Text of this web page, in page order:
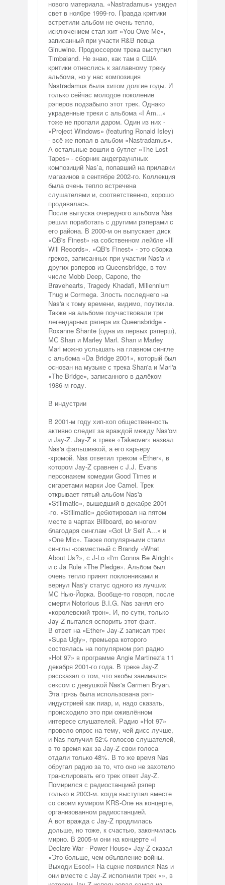
нового материала. «Nastradamus» увидел
свет в ноябре 1999-го. Правда критики
встретили альбом не очень тепло,
исключением стал хит «You Owe Ме»,
записанный при участи R&B певца
Ginuwine. Продюссером трека выступил
Timbaland. Не знаю, как там в США
критики отнеслись к заглавному треку
альбома, но у нас композиция
Nastradamus была хитом долгие годы. И
только сейчас молодое поколение
рэперов подзабыло этот трек. Однако
украденные треки с альбома «I Am...»
тоже не пропали даром. Один из них -
«Project Windows» (featuring Ronald Isley)
- всё же попал в альбом «Nastradamus».
А остальные вошли в бутлег «The Lost
Tapes» - сборник андеграунлных
композиций Nas’a, попавший на прилавки
магазинов в сентябре 2002-го. Коллекция
была очень тепло встречена
слушателями и, соответственно, хорошо
продавалась.
После выпуска очередного альбома Nas
решил поработать с другими рэперами с
его района. В 2000-м он выпускает диск
«QB's Finest» на собственном лейбле «Ill
Will Records». «QB's Finest» - это сборка
греков, записанных при участии Nas'a и
других рэперов из Queensbridge, в том
числе Mobb Deep, Capone, the
Bravehearts, Tragedy Khadafi, Millennium
Thug и Cormega. Злость последнего на
Nas'a к тому времени, видимо, поутихла.
Также на альбоме поучаствовали три
легендарных рэпера из Queensbridge -
Roxanne Shante (одна из первых рэперш),
МС Shan и Marley Marl. Shan и Marley
Marl можно услышать на главном сингле
с альбома «Da Bridge 2001», который был
основан на музыке с трека Shan'a и Marl'a
«The Bridge», записанного в далёком
1986-м году.
В индустрии
В 2001-м году хип-хоп общественность
активно следит за враждой между Nas'oм
и Jay-Z. Jay-Z в треке «Takeover» назвал
Nas'a фальшивкой, а его карьеру
-хромой. Nas ответил треком «Ether», в
котором Jay-Z сравнен с J.J. Evans
персонажем комедии Good Times и
сигаретами марки Joe Camel. Трек
открывает пятый альбом Nas'a
«Stillmatic», вышедший в декабре 2001
-го. «Stillmatic» дебютировал на пятом
месте в чартах Billboard, во многом
благодаря синглам «Got Ur Self А...» и
«One Mic». Также популярными стали
синглы -совместный с Brandy «What
About Us?», с J-Lo «I'm Gonna Be Alright»
и с Ja Rule «The Pledge». Альбом был
очень тепло принят поклонниками и
вернул Nas'y статус одного из лучших
МС Нью-Йорка. Вообще-то говоря, после
смерти Notorious B.I.G. Nas занял его
«королевский трон». И, по сути, только
Jay-Z пытался оспорить этот факт.
В ответ на «Ether» Jay-Z записал трек
«Supa Ugly», премьера которого
состоялась на популярном рэп радио
«Hot 97» в программе Angie Martinez'a 11
декабря 2001-го года. В треке Jay-Z
рассказал о том, что якобы занимался
сексом с девушкой Nas'a Carmen Bryan.
Эта грязь была использована рэп-
индустрией как пиар, и, надо сказать,
происходило это при оживлённом
интересе слушателей. Радио «Hot 97»
провело опрос на тему, чей дисс лучше,
и Nas получил 52% голосов слушателей,
в то время как за Jay-Z свои голоса
отдали только 48%. В то же время Nas
обругал радио за то, что оно не захотело
транслировать его трек ответ Jay-Z.
Помирился с радиостанцией рэпер
только в 2003-м. когда выступал вместе
со своим кумиром KRS-One на концерте,
организованном радиостанцией.
A вот вражда с Jay-Z продлилась
дольше, но тоже, к счастью, закончилась
мирно. В 2005-м они на концерте «I
Declare War - Power House» Jay-Z сказал
«Это больше, чем объявление войны.
Выходи Esco!» На сцене появился Nas и
они вместе с Jay-Z исполнили трек «», в